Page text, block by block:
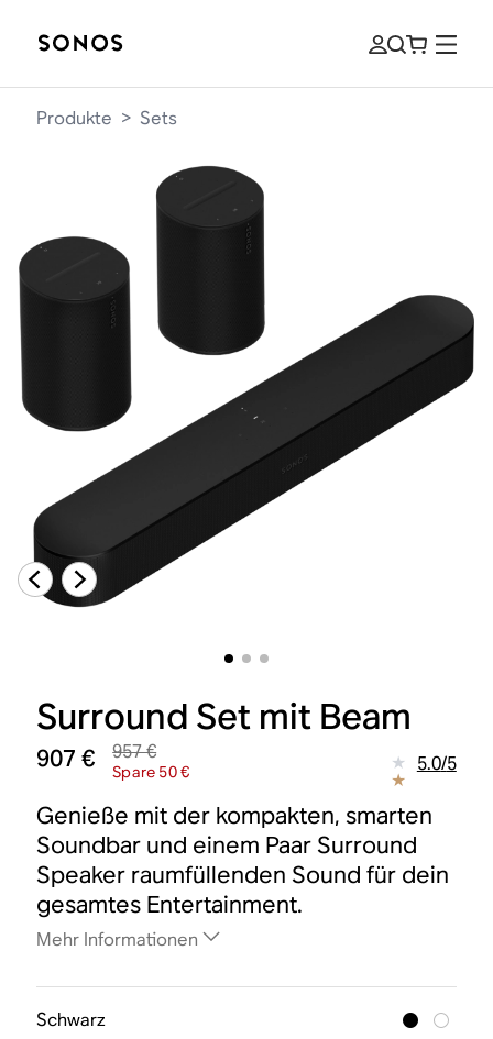
Produkte > Sets
Surround Set mit Beam
907 € 957 €
Spare 50 € 5.0/5
Genieße mit der kompakten, smarten
Soundbar und einem Paar Surround
Speaker raumfüllenden Sound für dein
gesamtes Entertainment.
Mehr Informationen
Schwarz